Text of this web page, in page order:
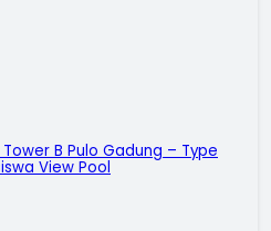
B Pulo Gadung – Type
View Pool